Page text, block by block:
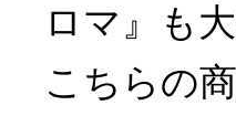
ロマ』も
こちらの